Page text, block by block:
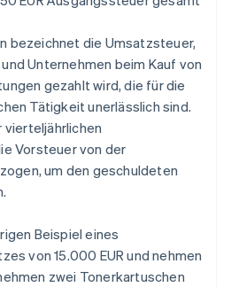
bezeichnet die Umsatzsteuer,
Unternehmen beim Kauf von
gezahlt wird, die für die
Tätigkeit unerlässlich sind.
vierteljährlichen
Vorsteuer von der
um den geschuldeten
Beispiel eines
von 15.000 EUR und nehmen
zwei Tonerkartuschen